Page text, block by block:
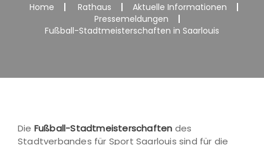
Home Rathaus
Aktuelle Informationen
Pressemeldungen
Fußball-Stadtmeisterschaften in Saarlouis
Die Fußball-Stadtmeisterschaften des
Stadtverbandes für Sport Saarlouis sind für die